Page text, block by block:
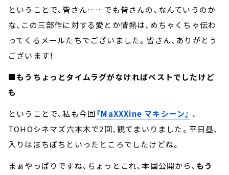
ということで、皆さん……でも皆さんの、なんていうのか
な、この三部作に対する愛とか情熱は、めちゃくちゃ伝わ
ってくるメールたちでございました。皆さん、ありがとう
ございます！
■もうちょっとタイムラグがなければベストでしたけど
も
ということで、私も今回『MaXXXine マキシーン』 、
TOHOシネマズ六本木で2回、観てまいりました。平日昼、
入りはぼちぼちといったところでしたけどね。
まぁやっぱりですね、ちょっとこれ、本国公開から、 もう